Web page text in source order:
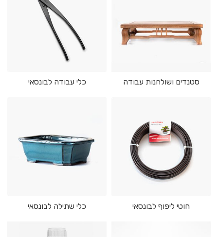
סטנדים ושולחנות עבודה כלי עבודה לבונסאי
חוטי ליפוף לבונסאי כלי שתילה לבונסאי